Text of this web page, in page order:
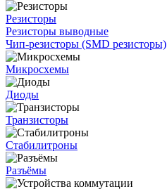
Резисторы
Резисторы выводные
Чип-резисторы (SMD резисторы)
Микросхемы
Диоды
Транзисторы
Стабилитроны
Разъёмы